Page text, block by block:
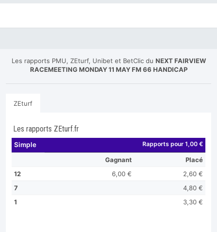
Les rapports PMU, ZEturf, Unibet et BetClic du NEXT FAIRVIEW
RACEMEETING MONDAY 11 MAY FM 66 HANDICAP
ZEturf
Les rapports ZEturf.fr
Simple Rapports pour 1,00 €
Gagnant
Placé
12
6,00 €
2,60 €
7
4,80 €
1
3,30 €